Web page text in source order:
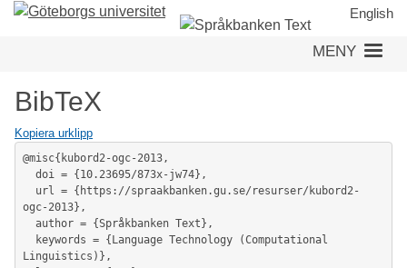
Hoppa
English
MENY
BibTeX
Kopiera urklipp
@misc{kubord2-ogc-2013,
ogc-2013},
Linguistics)},